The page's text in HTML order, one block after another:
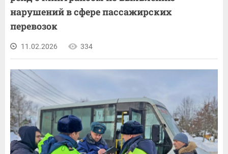
нарушений в сфере пассажирских
перевозок
11.02.2026 334